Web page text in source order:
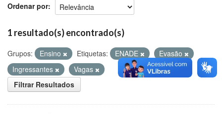
Ordenar por
1 resultado(s) encontrado(s)
Grupos: Ensino Etiquetas: ENADE
Evasão
Ingressantes
Vagas
Filtrar Resultados